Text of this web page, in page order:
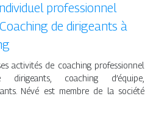
profes­sion­nel
de dirigeants à
activités de coaching professionnel
coaching d’équipe,
Névé est membre de la société